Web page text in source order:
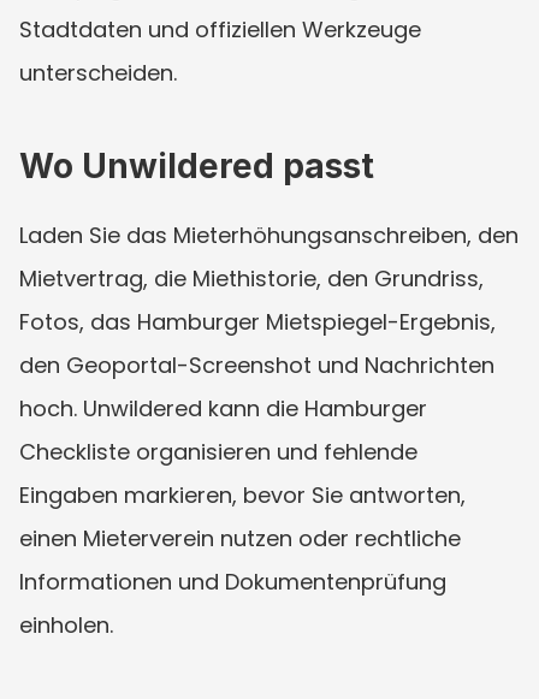
Stadtdaten und offiziellen Werkzeuge
unterscheiden.
Wo Unwildered passt
Laden Sie das Mieterhöhungsanschreiben, den
Mietvertrag, die Miethistorie, den Grundriss,
Fotos, das Hamburger Mietspiegel-Ergebnis,
den Geoportal-Screenshot und Nachrichten
hoch. Unwildered kann die Hamburger
Checkliste organisieren und fehlende
Eingaben markieren, bevor Sie antworten,
einen Mieterverein nutzen oder rechtliche
Informationen und Dokumentenprüfung
einholen.